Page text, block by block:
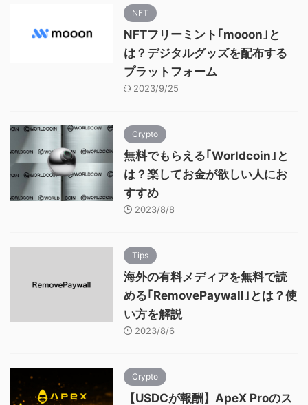
NFT
NFTフリーミント｢mooon｣と
は？デジタルグッズを配布する
プラットフォーム
2023/9/25
Crypto
無料でもらえる｢Worldcoin｣と
は？楽してお金が欲しい人にお
すすめ
2023/8/8
Tips
海外の有料メディアを無料で読
める｢RemovePaywall｣とは？使
い方を解説
2023/8/6
Crypto
【USDCが報酬】ApeX Proのス